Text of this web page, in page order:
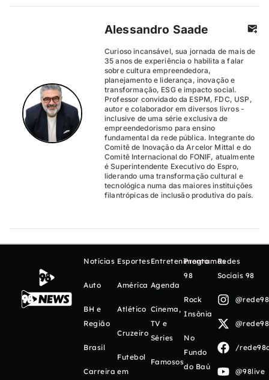
Alessandro Saade
Curioso incansável, sua jornada de mais de
35 anos de experiência o habilita a falar
sobre cultura empreendedora,
planejamento e liderança, inovação e
transformação, ESG e impacto social.
Professor convidado da ESPM, FDC, USP,
autor e colaborador em diversos livros -
inclusive de uma série exclusiva de
empreendedorismo para ensino
fundamental da rede pública. Integrante do
Comitê de Inovação da Arcelor Mittal e do
Comitê Internacional do FONIF, atualmente
é Superintendente Executivo do Espro,
liderando uma transformação cultural e
tecnológica numa das maiores instituições
filantrópicas de inclusão produtiva do país.
Notícias
Auto
BH e
Região
Brasil
Carreira
Esportes
América
Atlético
Cruzeiro
Futebol
em
Entretenimento
Agenda
Cinema,
TV e
Séries
Famosos
Programas
98
Rock
Insônia
No
Fundo
do Baú
Redes
Sociais 98
/
@98live